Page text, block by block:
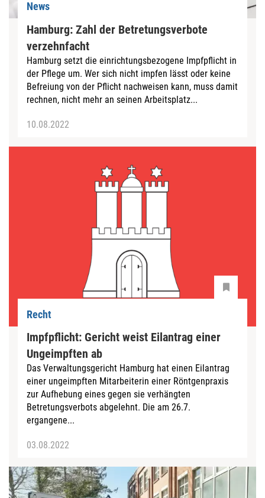
News
Hamburg: Zahl der Betretungsverbote
verzehnfacht
Hamburg setzt die einrichtungsbezogene Impfpflicht in
der Pflege um. Wer sich nicht impfen lässt oder keine
Befreiung von der Pflicht nachweisen kann, muss damit
rechnen, nicht mehr an seinen Arbeitsplatz...
10.08.2022
Recht
Impfpflicht: Gericht weist Eilantrag einer
Ungeimpften ab
Das Verwaltungsgericht Hamburg hat einen Eilantrag
einer ungeimpften Mitarbeiterin einer Röntgenpraxis
zur Aufhebung eines gegen sie verhängten
Betretungsverbots abgelehnt. Die am 26.7.
ergangene...
03.08.2022